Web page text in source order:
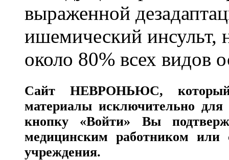
выраженной
ишемический инсульт,
около 80% всех видов
СайтНЕВРОНЬЮС,
материалы исключительно для
кнопку «Войти» Вы
медицинским работником или
учреждения.